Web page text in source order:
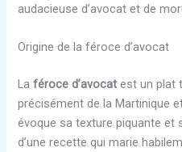
audacieuse d’avocat et de
Origine de la féroce d’avocat
Laféroce d’avocat est un plat
précisément de la Martinique
évoque sa texture piquante et
d’une recette qui marie